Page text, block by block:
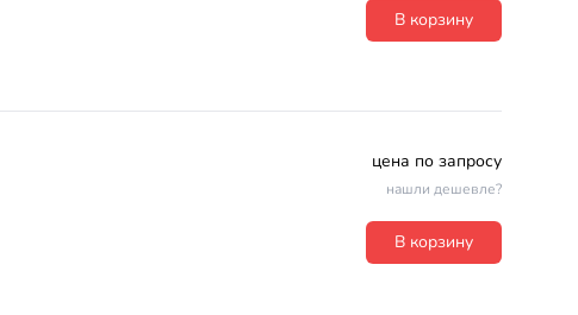
В корзину
цена по запросу
нашли дешевле?
В корзину